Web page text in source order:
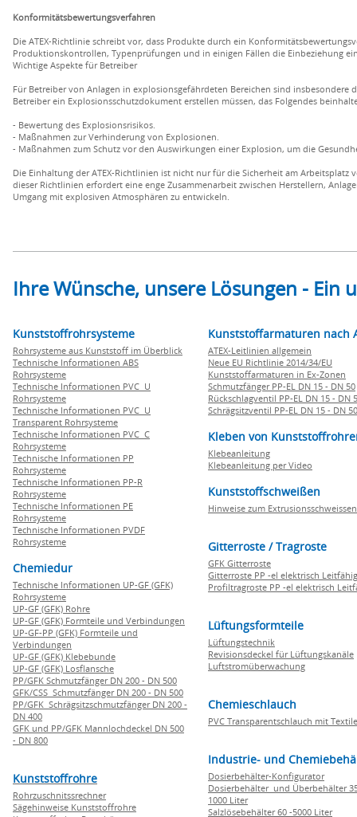
Konformitätsbewertungsverfahren
Die ATEX-Richtlinie schreibt vor, dass Produkte durch ein
Produktionskontrollen, Typenprüfungen und in einigen Fällen die Einbeziehung
Wichtige Aspekte für Betreiber
Für Betreiber von Anlagen in explosionsgefährdeten Bereichen sind insbesondere
Betreiber ein Explosionsschutzdokument erstellen müssen, das Folgendes
- Bewertung des Explosionsrisikos.
- Maßnahmen zur Verhinderung von Explosionen.
- Maßnahmen zum Schutz vor den Auswirkungen einer Explosion, um die
Die Einhaltung der ATEX-Richtlinien ist nicht nur für die Sicherheit am
dieser Richtlinien erfordert eine enge Zusammenarbeit zwischen Herstellern,
Umgang mit explosiven Atmosphären zu entwickeln.
Ihre Wünsche, unsere Lösungen -
Kunststoffrohrsysteme
Rohrsysteme aus Kunststoff im Überblick
Technische Informationen ABS
Rohrsysteme
Technische Informationen PVC U
Rohrsysteme
Technische Informationen PVC U
Transparent Rohrsysteme
Technische Informationen PVC C
Rohrsysteme
Technische Informationen PP
Rohrsysteme
Technische Informationen PP-R
Rohrsysteme
Technische Informationen PE
Rohrsysteme
Technische Informationen PVDF
Rohrsysteme
Chemiedur
Technische Informationen UP-GF (GFK)
Rohrsysteme
UP-GF (GFK) Rohre
UP-GF (GFK) Formteile und Verbindungen
UP-GF-PP (GFK) Formteile und
Verbindungen
UP-GF (GFK) Klebebunde
UP-GF (GFK) Losflansche
PP/GFK Schmutzfänger DN 200 - DN 500
GFK/CSS Schmutzfänger DN 200 - DN 500
PP/GFK Schrägsitzschmutzfänger DN 200 -
DN 400
GFK und PP/GFK Mannlochdeckel DN 500
- DN 800
Kunststoffrohre
Rohrzuschnitssrechner
Sägehinweise Kunststoffrohre
Kunststoffarmaturen nach
ATEX-Leitlinien allgemein
Neue EU Richtlinie 2014/34/EU
Kunststoffarmaturen in Ex-Zonen
Schmutzfänger PP-EL DN 15 - DN 50
Rückschlagventil PP-EL DN 15 - DN
Schrägsitzventil PP-EL DN 15 - DN 50
Kleben von
Klebeanleitung
Klebeanleitung per Video
Kunststoffschweißen
Hinweise zum Extrusionsschweissen
Gitterroste / Tragroste
GFK Gitterroste
Gitterroste PP -el elektrisch Leitfähig
Profiltragroste PP -el elektrisch
Lüftungsformteile
Lüftungstechnik
Revisionsdeckel für Lüftungskanäle
Luftstromüberwachung
Chemieschlauch
PVC Transparentschlauch mit
Industrie- und
Dosierbehälter-Konfigurator
Dosierbehälter und Überbehälter
1000 Liter
Salzlösebehälter 60 -5000 Liter